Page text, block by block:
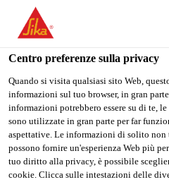
Stai visitando il sito web della
stia accedendo da "Stati Uniti".
vostro paese.
PASSARE A
SIKA USA
Sika Schweiz AG
Centro preferenze sulla privacy
Quando si visita qualsiasi sito Web,
informazioni sul tuo browser, in gran
informazioni potrebbero essere su di te,
sono utilizzate in gran parte per far
aspettative. Le informazioni di solito
possono fornire un'esperienza Web più
tuo diritto alla privacy, è possibile
cookie. Clicca sulle intestazioni delle